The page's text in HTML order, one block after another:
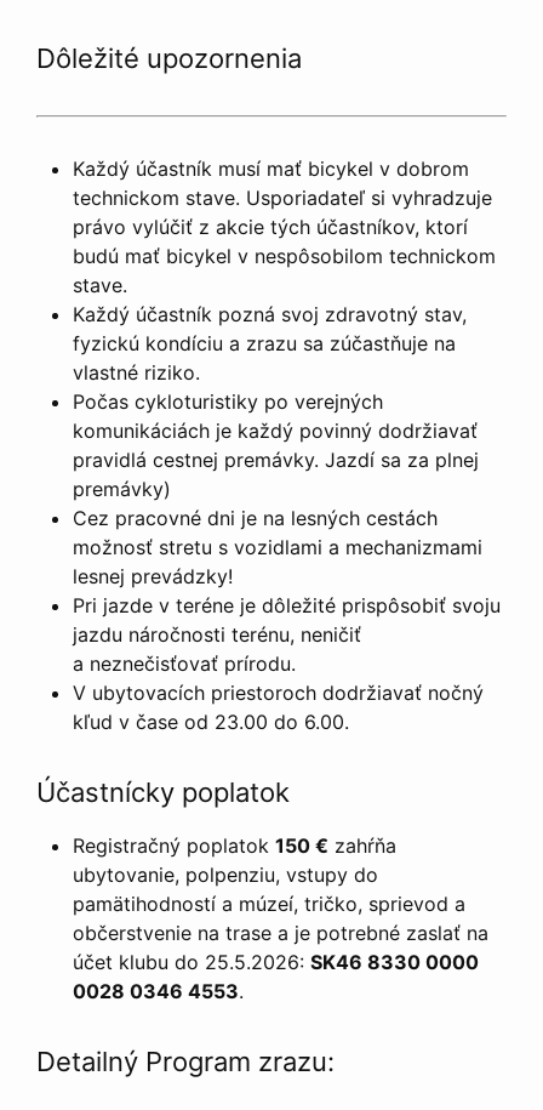
Dôležité upozornenia
Každý účastník musí mať bicykel v dobrom
technickom stave. Usporiadateľ si vyhradzuje
právo vylúčiť z akcie tých účastníkov, ktorí
budú mať bicykel v nespôsobilom technickom
stave.
Každý účastník pozná svoj zdravotný stav,
fyzickú kondíciu a zrazu sa zúčastňuje na
vlastné riziko.
Počas cykloturistiky po verejných
komunikáciách je každý povinný dodržiavať
pravidlá cestnej premávky. Jazdí sa za plnej
premávky)
Cez pracovné dni je na lesných cestách
možnosť stretu s vozidlami a mechanizmami
lesnej prevádzky!
Pri jazde v teréne je dôležité prispôsobiť svoju
jazdu náročnosti terénu, neničiť
a neznečisťovať prírodu.
V ubytovacích priestoroch dodržiavať nočný
kľud v čase od 23.00 do 6.00.
Účastnícky poplatok
Registračný poplatok 150 € zahŕňa
ubytovanie, polpenziu, vstupy do
pamätihodností a múzeí, tričko, sprievod a
občerstvenie na trase a je potrebné zaslať na
účet klubu do 25.5.2026: SK46 8330 0000
0028 0346 4553.
Detailný Program zrazu: